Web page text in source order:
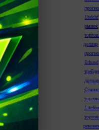
Usdchf
рынок
доллар
Ethusd